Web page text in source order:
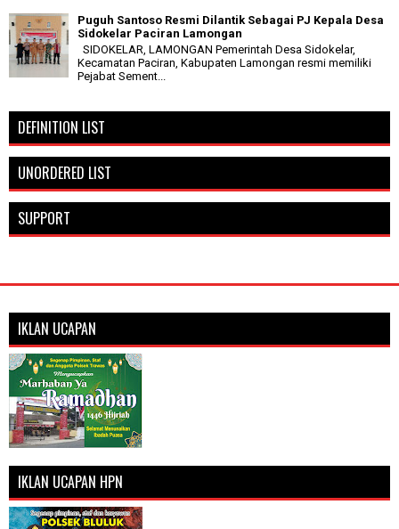
Puguh Santoso Resmi Dilantik Sebagai PJ Kepala Desa
Sidokelar Paciran Lamongan
SIDOKELAR, LAMONGAN Pemerintah Desa Sidokelar,
Kecamatan Paciran, Kabupaten Lamongan resmi memiliki
Pejabat Sement...
DEFINITION LIST
UNORDERED LIST
SUPPORT
IKLAN UCAPAN
IKLAN UCAPAN HPN